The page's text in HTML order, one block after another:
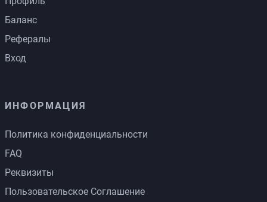
Баланс
Рефералы
Вход
ИНФОРМАЦИЯ
Политика конфиденциальности
FAQ
Реквизиты
Пользовательское Соглашение